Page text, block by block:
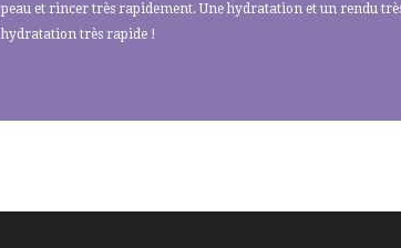
peau et rincer très rapidement. Une hydratation et un rendu
hydratation très rapide !